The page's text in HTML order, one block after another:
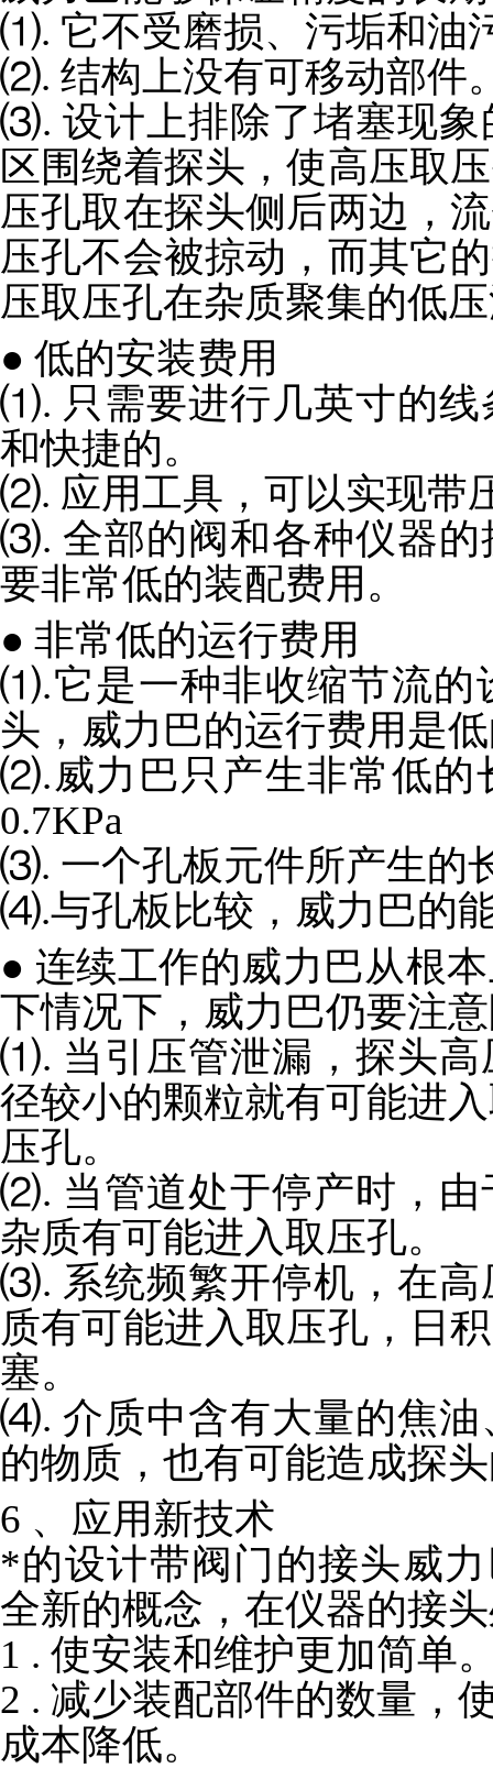
⑴. 它不受磨损、污垢和油
⑵. 结构上没有可移动部件
⑶. 设计上排除了堵塞现象
区围绕着探头，使高压取
压孔取在探头侧后两边，
压孔不会被掠动，而其它
压取压孔在杂质聚集的低
● 低的安装费用
⑴. 只需要进行几英寸的线
和快捷的。
⑵. 应用工具，可以实现带
⑶. 全部的阀和各种仪器的
要非常低的装配费用。
● 非常低的运行费用
⑴.它是一种非收缩节流的
头，威力巴的运行费用是
⑵.威力巴只产生非常低的
0.7KPa
⑶. 一个孔板元件所产生的
⑷.与孔板比较，威力巴的
● 连续工作的威力巴从根
下情况下，威力巴仍要注
⑴. 当引压管泄漏，探头高
径较小的颗粒就有可能进
压孔。
⑵. 当管道处于停产时，由
杂质有可能进入取压孔。
⑶. 系统频繁开停机，在高
质有可能进入取压孔，日
塞。
⑷. 介质中含有大量的焦油
的物质，也有可能造成探
6 、应用新技术
*的设计带阀门的接头威
全新的概念，在仪器的接
1 . 使安装和维护更加简单
2 . 减少装配部件的数量，
成本降低。